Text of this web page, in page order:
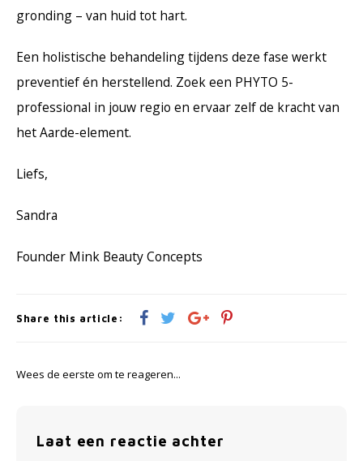
gronding – van huid tot hart.
Een holistische behandeling tijdens deze fase werkt
preventief én herstellend. Zoek een PHYTO 5-
professional in jouw regio en ervaar zelf de kracht van
het Aarde-element.
Liefs,
Sandra
Founder Mink Beauty Concepts
Share this article:
Wees de eerste om te reageren...
Laat een reactie achter